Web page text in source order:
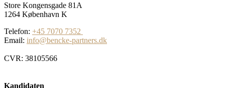
Store Kongensgade 81A
1264 København K
Telefon: +45 7070 7352
Email: info@bencke-partners.dk
CVR: 38105566
Kandidaten